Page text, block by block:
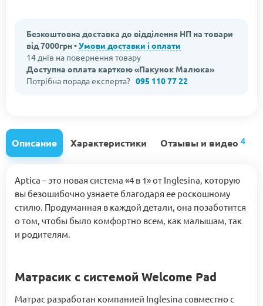
Безкоштовна доставка до відділення НП на товари
від 7000грн •Умови доставки і оплати
14 днів на повернення товару
Доступна оплата карткою «Пакунок Малюка»
Потрібна порада експерта? 095 110 77 22
Описание Характеристики Отзывы и видео 4
Aptica – это новая система «4 в 1» от Inglesina, которую
вы безошибочно узнаете благодаря ее роскошному
стилю. Продуманная в каждой детали, она позаботится
о том, чтобы было комфортно всем, как малышам, так
и родителям.
Матрасик с системой Welcome Pad
Матрас разработан компанией Inglesina совместно с